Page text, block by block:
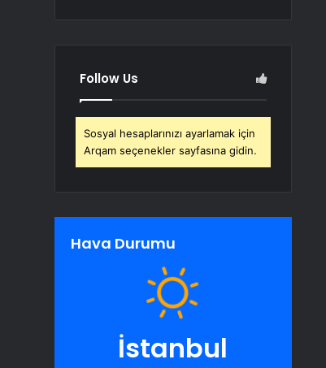
Follow Us
Sosyal hesaplarınızı ayarlamak için
Arqam seçenekler sayfasına gidin.
Hava Durumu
İstanbul